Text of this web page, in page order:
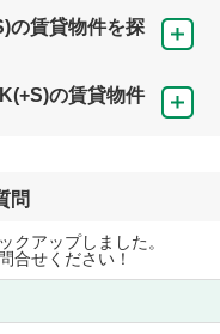
の賃貸物件を探
の賃貸物件
問
クアップしました。
合せください！